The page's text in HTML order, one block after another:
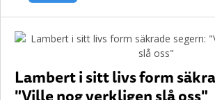
Lambert i sitt livs form